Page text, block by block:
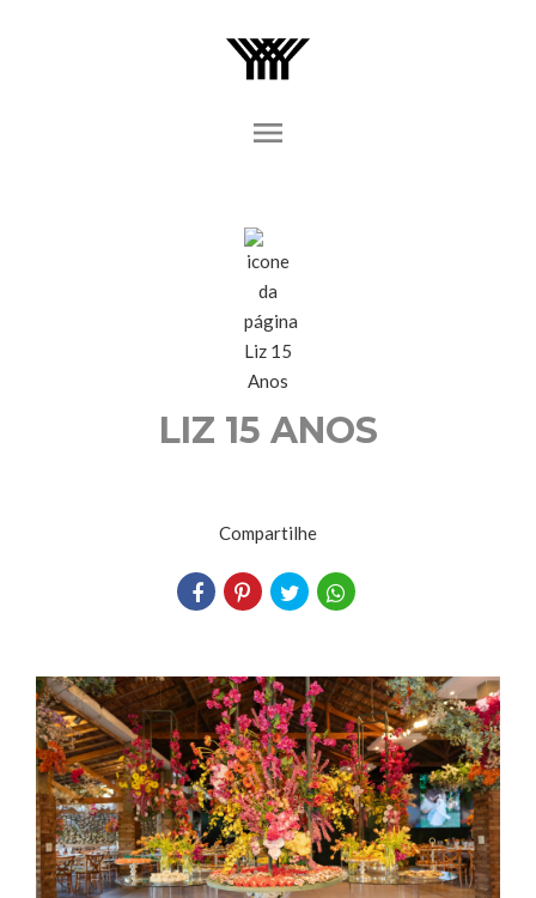
menu
LIZ 15 ANOS
Compartilhe